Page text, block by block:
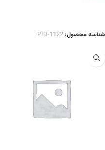
شناسه محصول: PID-1122